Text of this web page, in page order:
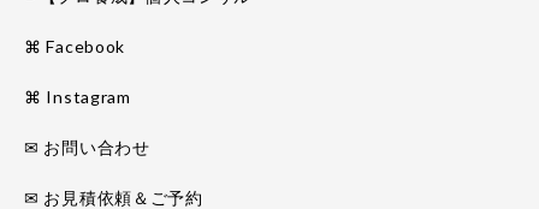
⌘ Facebook
⌘ Instagram
✉ お問い合わせ
✉ お見積依頼＆ご予約